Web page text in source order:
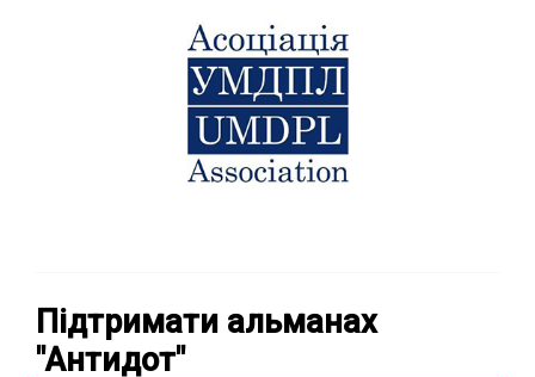
Підтримати альманах
"Антидот"